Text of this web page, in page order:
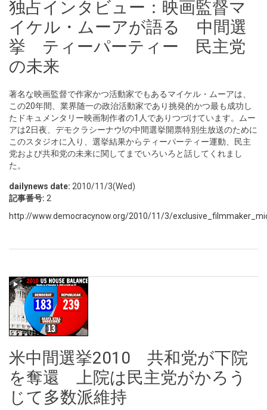
独占インタビュー：映画監督マ
イケル・ムーアが語る 中間選
挙 ティーパーティー 民主党
の未来
著名な映画監督で作家かつ活動家でもあるマイケル・ムーアは、
この20年間、業界随一の政治活動家であり挑発的かつ最も成功し
たドキュメンタリー映画制作者の1人でありつづけています。ムー
アは2日夜、デモクラシーナウ!の中間選挙開票特別生放送のために
このスタジオに入り、選挙結果からティーパーティー運動、民主
党および共和党の未来に関してまでいろいろと話してくれまし
た。
dailynews date: 2010/11/3(Wed)
記事番号: 2
http://www.democracynow.org/2010/11/3/
米中間選挙2010 共和党が下院
を奪還 上院は民主党がかろう
じて多数派維持